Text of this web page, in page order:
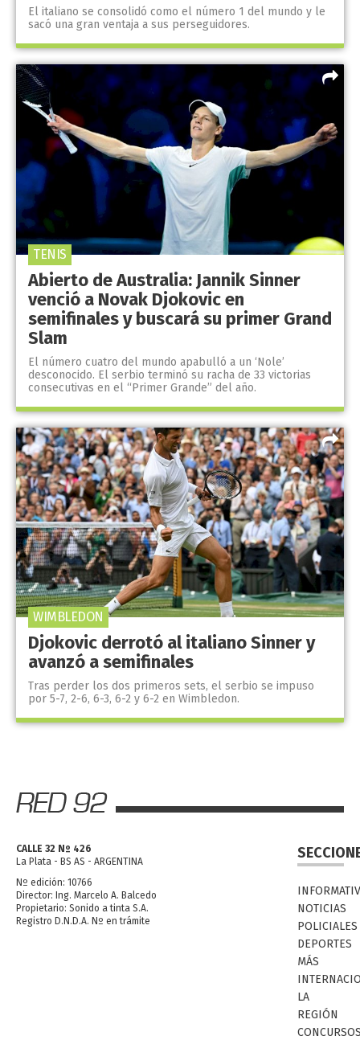
El italiano se consolidó como el número 1 del mundo y le
sacó una gran ventaja a sus perseguidores.
Abierto de Australia: Jannik Sinner
venció a Novak Djokovic en
semifinales y buscará su primer Grand
Slam
El número cuatro del mundo apabulló a un ‘Nole’
desconocido. El serbio terminó su racha de 33 victorias
consecutivas en el “Primer Grande” del año.
TENIS
Djokovic derrotó al italiano Sinner y
avanzó a semifinales
Tras perder los dos primeros sets, el serbio se impuso
por 5-7, 2-6, 6-3, 6-2 y 6-2 en Wimbledon.
WIMBLEDON
CALLE 32 Nº 426
La Plata - BS AS - ARGENTINA
Nº edición: 10766
Director: Ing. Marcelo A. Balcedo
Propietario: Sonido a tinta S.A.
Registro D.N.D.A. Nº en trámite
NOTICIAS
POLICIALES
DEPORTES
MÁS
LA
REGIÓN